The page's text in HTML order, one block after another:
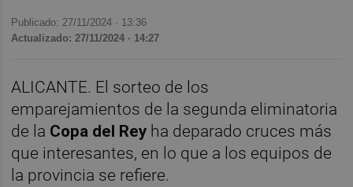
Publicado: 27/11/2024 · 13:36
Actualizado: 27/11/2024 · 14:27
ALICANTE. El sorteo de los
emparejamientos de la segunda eliminatoria
de la Copa del Rey ha deparado cruces más
que interesantes, en lo que a los equipos de
la provincia se refiere.